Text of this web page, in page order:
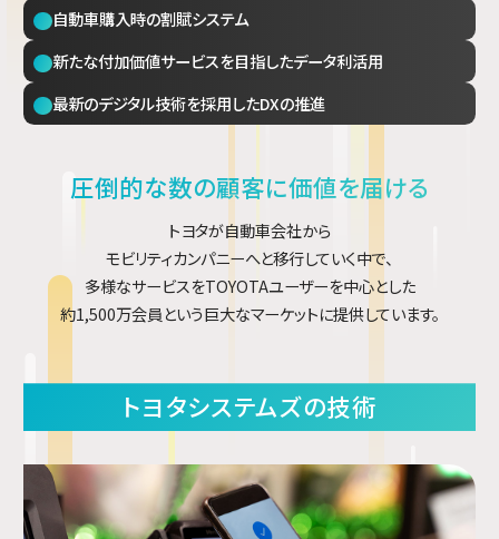
自動車購入時の割賦システム
新たな付加価値サービスを目指したデータ利活用
最新のデジタル技術を採用したDXの推進
圧倒的な数の顧客に価値を届ける
トヨタが自動車会社から
モビリティカンパニーへと移行していく中で、
多様なサービスをTOYOTAユーザーを中心とした
約1,500万会員という巨大なマーケットに提供しています。
トヨタシステムズの技術